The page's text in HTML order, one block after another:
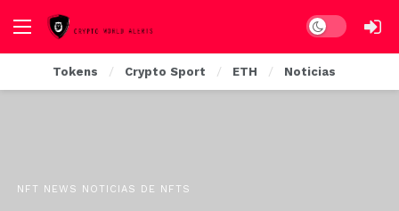
Dark mode
Tokens Crypto Sport ETH Noticias
NFT NEWS NOTICIAS DE NFTS